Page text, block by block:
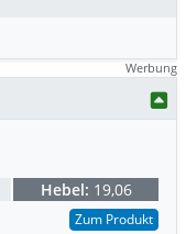
Werbung
Hebel: 19,06
Zum Produkt